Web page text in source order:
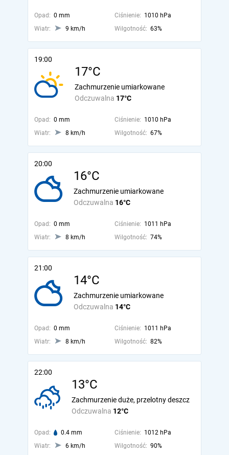
Opad: 0 mm Ciśnienie: 1010 hPa
Wiatr:
9 km/h Wilgotność: 63%
19:00
17°C
Odczuwalna 17°C
Zachmurzenie umiarkowane
Opad: 0 mm Ciśnienie: 1010 hPa
Wiatr:
8 km/h Wilgotność: 67%
20:00
16°C
Odczuwalna 16°C
Zachmurzenie umiarkowane
Opad: 0 mm Ciśnienie: 1011 hPa
Wiatr:
8 km/h Wilgotność: 74%
21:00
14°C
Odczuwalna 14°C
Zachmurzenie umiarkowane
Opad: 0 mm Ciśnienie: 1011 hPa
Wiatr:
8 km/h Wilgotność: 82%
22:00
13°C
Odczuwalna 12°C
Zachmurzenie duże, przelotny deszcz
Opad: 0.4 mm Ciśnienie: 1012 hPa
Wiatr:
6 km/h Wilgotność: 90%